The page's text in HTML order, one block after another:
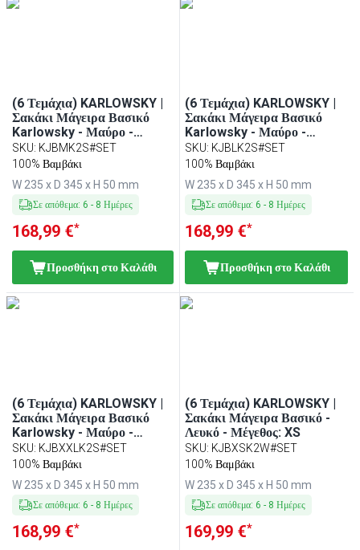
(6 Τεμάχια) KARLOWSKY |
Σακάκι Μάγειρα Βασικό
Karlowsky - Μαύρο -
Μέγεθος: M
SKU: KJBMK2S#SET
100% Βαμβάκι
W 235 x D 345 x H 50 mm
Σε απόθεμα: 6 - 8 Ημέρες
168,99 €*
Προσθήκη στο Καλάθι
(6 Τεμάχια) KARLOWSKY |
Σακάκι Μάγειρα Βασικό
Karlowsky - Μαύρο -
Μέγεθος: L
SKU: KJBLK2S#SET
100% Βαμβάκι
W 235 x D 345 x H 50 mm
Σε απόθεμα: 6 - 8 Ημέρες
168,99 €*
Προσθήκη στο Καλάθι
(6 Τεμάχια) KARLOWSKY |
Σακάκι Μάγειρα Βασικό
Karlowsky - Μαύρο -
Μέγεθος: XXL
SKU: KJBXXLK2S#SET
100% Βαμβάκι
W 235 x D 345 x H 50 mm
Σε απόθεμα: 6 - 8 Ημέρες
168,99 €*
(6 Τεμάχια) KARLOWSKY |
Σακάκι Μάγειρα Βασικό -
Λευκό - Μέγεθος: XS
SKU: KJBXSK2W#SET
100% Βαμβάκι
W 235 x D 345 x H 50 mm
Σε απόθεμα: 6 - 8 Ημέρες
169,99 €*